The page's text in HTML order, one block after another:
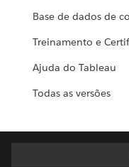
Base de dados de
Treinamento e
Ajuda do Tableau
Todas as versões